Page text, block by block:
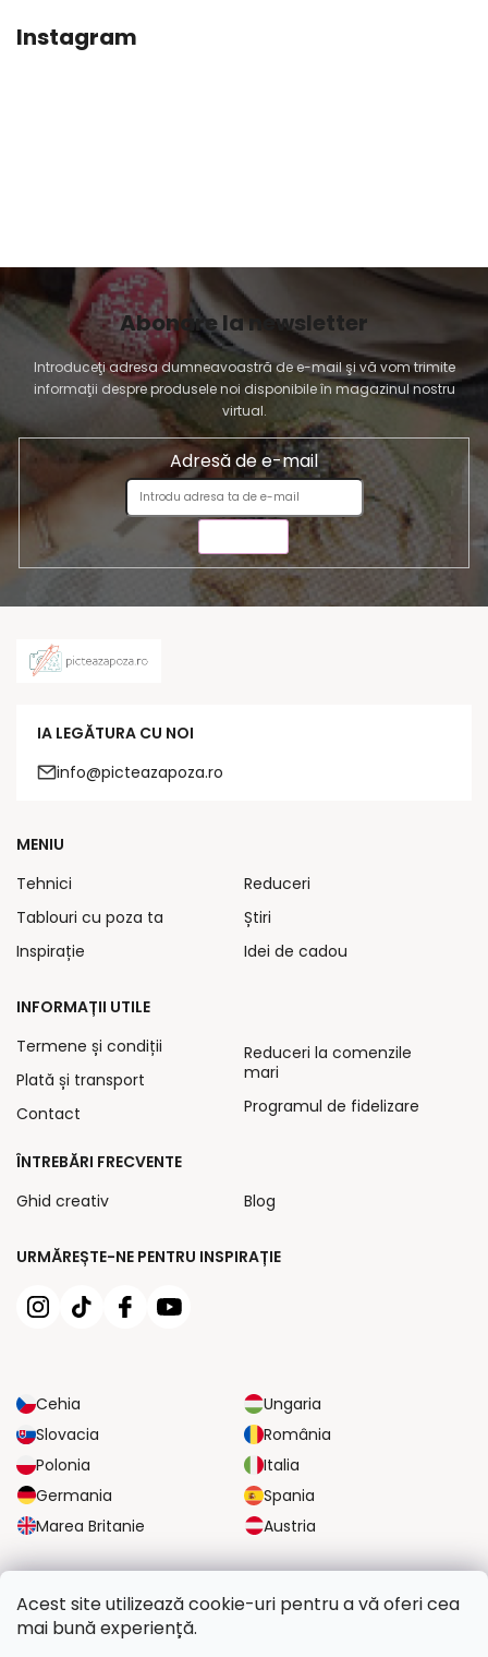
Acest site utilizează cookie-uri pentru a vă oferi cea
mai bună experiență.
Instagram
Abonare la newsletter
Introduceţi adresa dumneavoastră de e-mail şi vă vom trimite
informaţii despre produsele noi disponibile în magazinul nostru
virtual.
Adresă de e-mail
IA LEGĂTURA CU NOI
info@picteazapoza.ro
URMĂREȘTE-NE PENTRU INSPIRAȚIE
Cehia
Ungaria
Slovacia
România
Polonia
Italia
Germania
Spania
Marea Britanie
Austria
MENIU
Tehnici
Tablouri cu poza ta
Inspirație
Reduceri
Știri
Idei de cadou
INFORMAȚII UTILE
Termene și condiții
Plată și transport
Contact
Reduceri la comenzile
mari
Programul de fidelizare
ÎNTREBĂRI FRECVENTE
Ghid creativ
Blog